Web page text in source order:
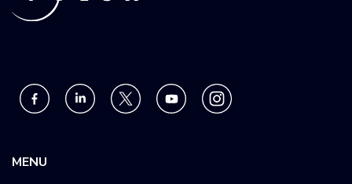
MENU